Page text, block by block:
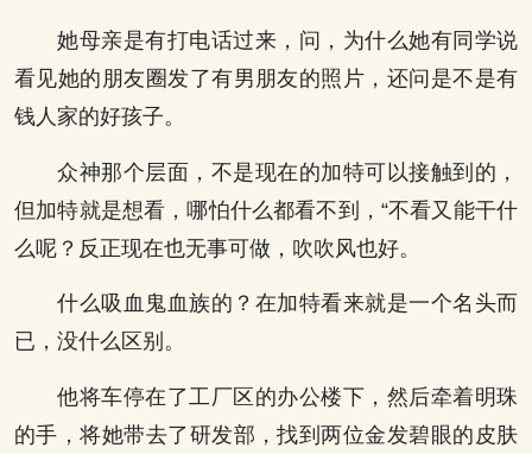
她母亲是有打电话过来，问，为什么她有同学说
看见她的朋友圈发了有男朋友的照片，还问是不是有
钱人家的好孩子。
众神那个层面，不是现在的加特可以接触到的，
但加特就是想看，哪怕什么都看不到，“不看又能干什
么呢？反正现在也无事可做，吹吹风也好。
什么吸血鬼血族的？在加特看来就是一个名头而
已，没什么区别。
他将车停在了工厂区的办公楼下，然后牵着明珠
的手，将她带去了研发部，找到两位金发碧眼的皮肤